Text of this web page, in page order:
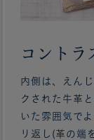
コントラ
内側は、えん
クされた牛革
いた雰囲気で
リ返し(革の端